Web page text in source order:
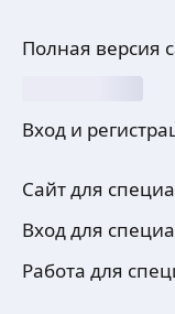
Полная версия
Вход и
Сайт для
Вход для
Работа для